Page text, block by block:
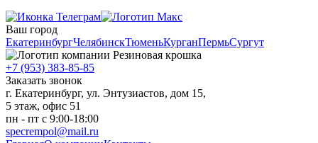
Ваш город
ЕкатеринбургЧелябинскТюменьКурганПермьСургут
+7 (953) 383-85-85
Заказать звонок
г. Екатеринбург, ул. Энтузиастов, дом 15,
5 этаж, офис 51
пн - пт с 9:00-18:00
specrempol@mail.ru